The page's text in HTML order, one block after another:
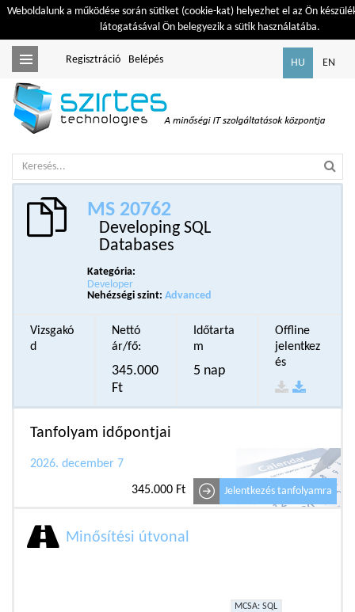
Weboldalunk a működése során sütiket (cookie-kat) helyezhet el az Ön
látogatásával Ön belegyezik a sütik használatába.
Toggle
navigation
HU EN
Regisztráció Belépés
MS 20762
Developing SQL
Databases
Kategória:
Developer
Nehézségi szint:Advanced
Vizsgakó
d
Nettó
ár/fő:
345.000
Ft
Időtarta
m
5 nap
Offline
jelentkez
és
Tanfolyam időpontjai
2026. december 7
Jelentkezés tanfolyamra
345.000 Ft
Minősítési útvonal
MCSA: SQL